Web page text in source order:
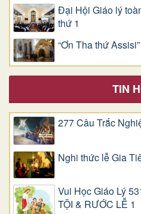
Đại Hội Giáo lý
thứ 1
“Ơn Tha thứ Assisi”
TIN
277 Câu Trắc
Nghi thức lễ Gia
Vui Học Giáo Lý
TỘI & RƯỚC LỄ 1